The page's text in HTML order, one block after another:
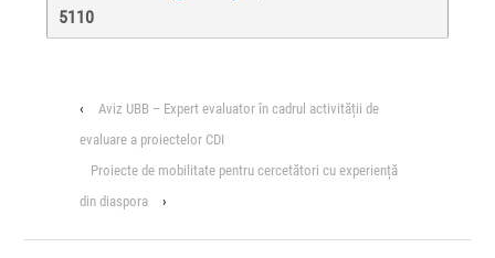
5110
‹
Aviz UBB – Expert evaluator în cadrul activității de
evaluare a proiectelor CDI
Proiecte de mobilitate pentru cercetători cu experiență
din diaspora
›